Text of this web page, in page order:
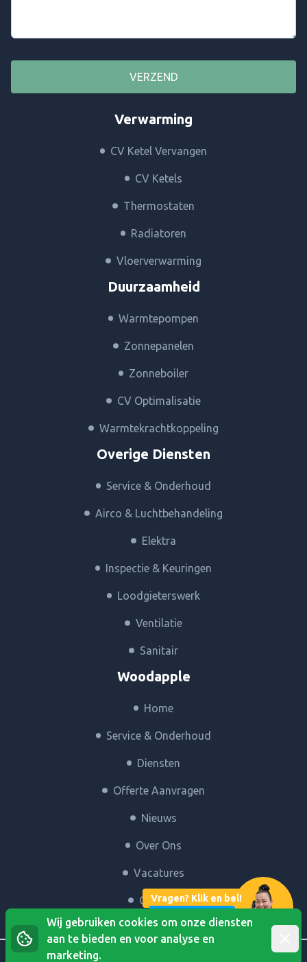
Vragen? Klik en bel!
of Whatsapp
Verwarming
CV Ketel Vervangen
CV Ketels
Thermostaten
Radiatoren
Vloerverwarming
Duurzaamheid
Warmtepompen
Zonnepanelen
Zonneboiler
CV Optimalisatie
Warmtekrachtkoppeling
Overige Diensten
Service & Onderhoud
Airco & Luchtbehandeling
Elektra
Inspectie & Keuringen
Loodgieterswerk
Ventilatie
Sanitair
Woodapple
Home
Service & Onderhoud
Diensten
Offerte Aanvragen
Nieuws
Over Ons
Vacatures
Contact
VERZEND
Wij gebruiken cookies om onze diensten
aan te bieden en voor analyse en
marketing.